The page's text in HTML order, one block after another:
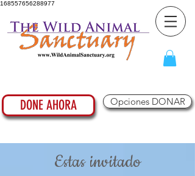
168557656288977
DONE AHORA Opciones DONAR
Estas invitado